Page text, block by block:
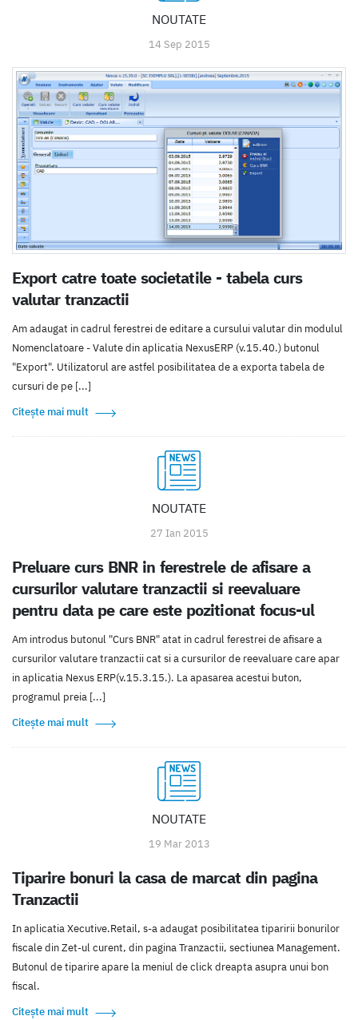
NOUTATE
14 Sep 2015
Export catre toate societatile - tabela curs
valutar tranzactii
Am adaugat in cadrul ferestrei de editare a cursului valutar din modulul
Nomenclatoare - Valute din aplicatia NexusERP (v.15.40.) butonul
"Export". Utilizatorul are astfel posibilitatea de a exporta tabela de
cursuri de pe [...]
Citește mai mult
NOUTATE
27 Ian 2015
Preluare curs BNR in ferestrele de afisare a
cursurilor valutare tranzactii si reevaluare
pentru data pe care este pozitionat focus-ul
Am introdus butonul "Curs BNR" atat in cadrul ferestrei de afisare a
cursurilor valutare tranzactii cat si a cursurilor de reevaluare care apar
in aplicatia Nexus ERP(v.15.3.15.). La apasarea acestui buton,
programul preia [...]
Citește mai mult
NOUTATE
19 Mar 2013
Tiparire bonuri la casa de marcat din pagina
Tranzactii
In aplicatia Xecutive.Retail, s-a adaugat posibilitatea tiparirii bonurilor
fiscale din Zet-ul curent, din pagina Tranzactii, sectiunea Management.
Butonul de tiparire apare la meniul de click dreapta asupra unui bon
fiscal.
Citește mai mult